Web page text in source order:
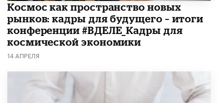
Космос как пространство новых
рынков: кадры для будущего – итоги
конференции #ВДЕЛЕ_Кадры для
космической экономики
14 АПРЕЛЯ